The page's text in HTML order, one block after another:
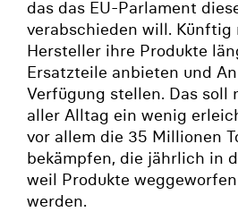
das das EU-Parlament
verabschieden will. Künftig
Hersteller ihre Produkte
Ersatzteile anbieten und
Verfügung stellen. Das soll
aller Alltag ein wenig
vor allem die 35 Millionen
bekämpfen, die jährlich in
weil Produkte
werden.